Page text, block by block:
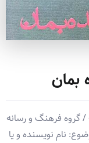
بمان
گروه فرهنگ و رسانه
نام نویسنده و یا